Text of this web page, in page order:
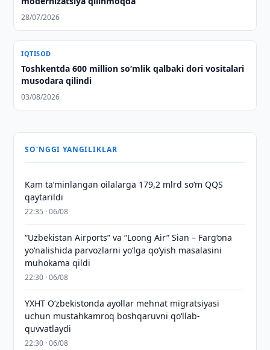
28/07/2026
IQTISOD
Toshkentda 600 million so‘mlik qalbaki dori vositalari
musodara qilindi
03/08/2026
SO'NGGI YANGILIKLAR
Kam taʼminlangan oilalarga 179,2 mlrd so‘m QQS
qaytarildi
22:35 · 06/08
“Uzbekistan Airports” va “Loong Air” Sian – Farg‘ona
yo‘nalishida parvozlarni yo‘lga qo‘yish masalasini
muhokama qildi
22:30 · 06/08
YXHT O‘zbekistonda ayollar mehnat migratsiyasi
uchun mustahkamroq boshqaruvni qo‘llab-
quvvatlaydi
22:30 · 06/08